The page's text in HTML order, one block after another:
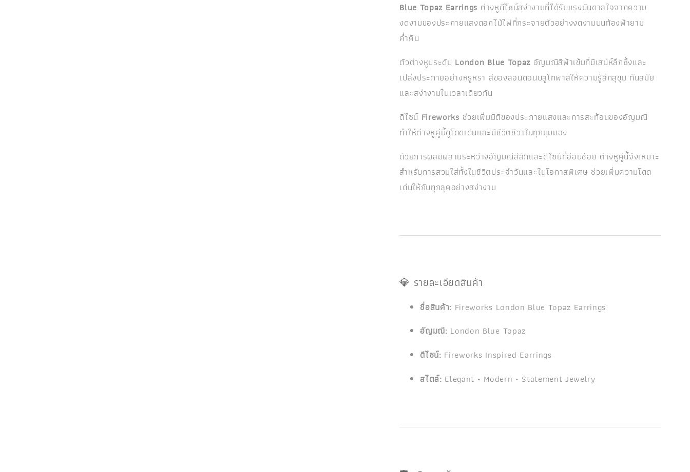
Blue Topaz Earrings ต่างหูดีไซน์สง่างามที่ได้รับแรงบันดาลใจจากความ
งดงามของประกายแสงดอกไม้ไฟที่กระจายตัวอย่างงดงามบนท้องฟ้ายาม
ค่ำคืน
ตัวต่างหูประดับ London Blue Topazอัญมณีสีฟ้าเข้มที่มีเสน่ห์ลึกซึ้งและ
เปล่งประกายอย่างหรูหรา สีของลอนดอนบลูโทพาสให้ความรู้สึกสุขุม ทันสมัย
และสง่างามในเวลาเดียวกัน
ดีไซน์ Fireworks ช่วยเพิ่มมิติของประกายแสงและการสะท้อนของอัญมณี
ทำให้ต่างหูคู่นี้ดูโดดเด่นและมีชีวิตชีวาในทุกมุมมอง
ด้วยการผสมผสานระหว่างอัญมณีสีลึกและดีไซน์ที่อ่อนช้อย ต่างหูคู่นี้จึงเหมาะ
สำหรับการสวมใส่ทั้งในชีวิตประจำวันและในโอกาสพิเศษ ช่วยเพิ่มความโดด
เด่นให้กับทุกลุคอย่างสง่างาม
💎 รายละเอียดสินค้า
ชื่อสินค้า: Fireworks London Blue Topaz Earrings
อัญมณี: London Blue Topaz
ดีไซน์: Fireworks Inspired Earrings
สไตล์: Elegant • Modern • Statement Jewelry